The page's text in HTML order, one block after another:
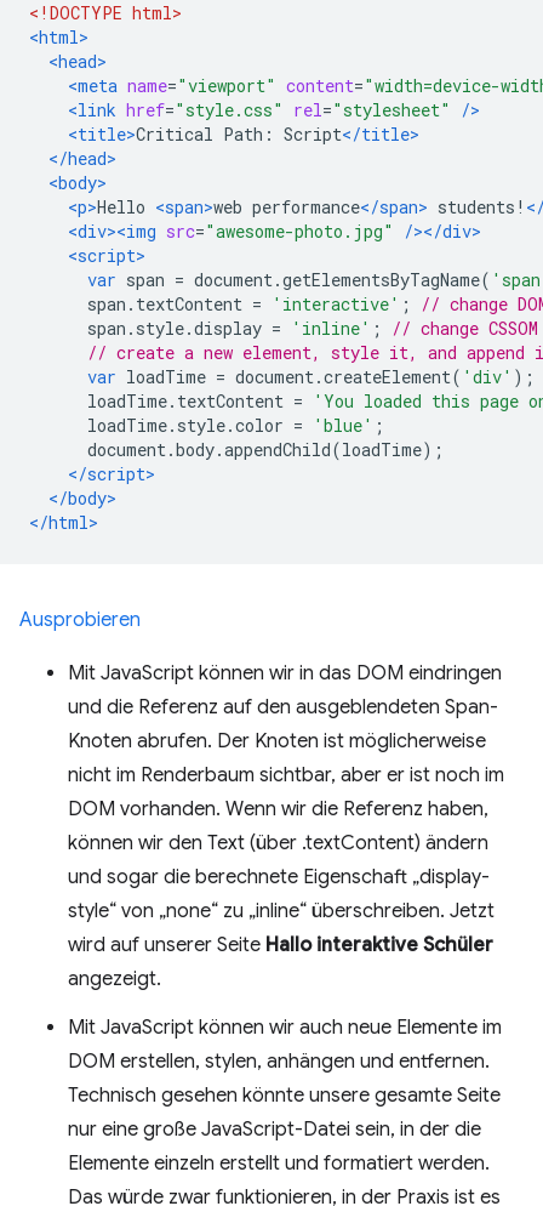
<!DOCTYPE html>
<html>
<head>
<meta name="viewport" content="width=device-
<link href="style.css" rel="stylesheet"
/>
<title>Critical Path: Script</title>
</head>
<body>
<p>Hello <span>web performance</span> students!
<div><img src="awesome-photo.jpg"
/></div>
<script>
var span = document.getElementsByTagName(
span . textContent = 'interactive' ;
// change
span . style.display = 'inline' ;
// change
// create a new element, style it, and append
var loadTime = document.createElement( 'div' );
loadTime. textContent =
'You loaded this page
loadTime. style.color = 'blue' ;
document.body.appendChild(loadTime);
</script>
</body>
</html>
Ausprobieren
Mit JavaScript können wir in das DOM eindringen
und die Referenz auf den ausgeblendeten Span-
Knoten abrufen. Der Knoten ist möglicherweise
nicht im Renderbaum sichtbar, aber er ist noch im
DOM vorhanden. Wenn wir die Referenz haben,
können wir den Text (über .textContent) ändern
und sogar die berechnete Eigenschaft „display-
style“ von „none“ zu „inline“ überschreiben. Jetzt
wird auf unserer Seite Hallo interaktive Schüler
angezeigt.
Mit JavaScript können wir auch neue Elemente im
DOM erstellen, stylen, anhängen und entfernen.
Technisch gesehen könnte unsere gesamte Seite
nur eine große JavaScript-Datei sein, in der die
Elemente einzeln erstellt und formatiert werden.
Das würde zwar funktionieren, in der Praxis ist es